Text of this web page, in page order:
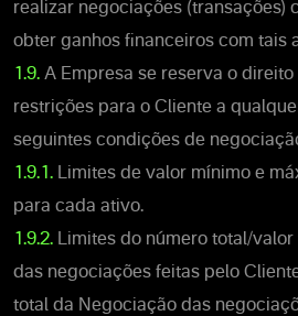
realizar negociações (transações)
obter ganhos financeiros com tais
1.9. A Empresa se reserva o
restrições para o Cliente a
seguintes condições de
1.9.1. Limites de valor mínimo e
para cada ativo.
1.9.2. Limites do número total/
das negociações feitas pelo
total da Negociação das